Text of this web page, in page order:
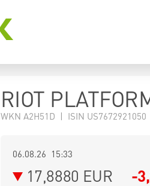
RIOT
WKN A2H51D | ISIN
06.08.26 15:33
17,8880 EUR -